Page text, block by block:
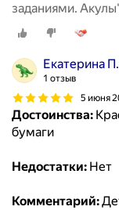
заданиями.
Екатерина П.
1 отзыв
5 июня
Достоинства:
бумаги
Недостатки: Нет
Комментарий: